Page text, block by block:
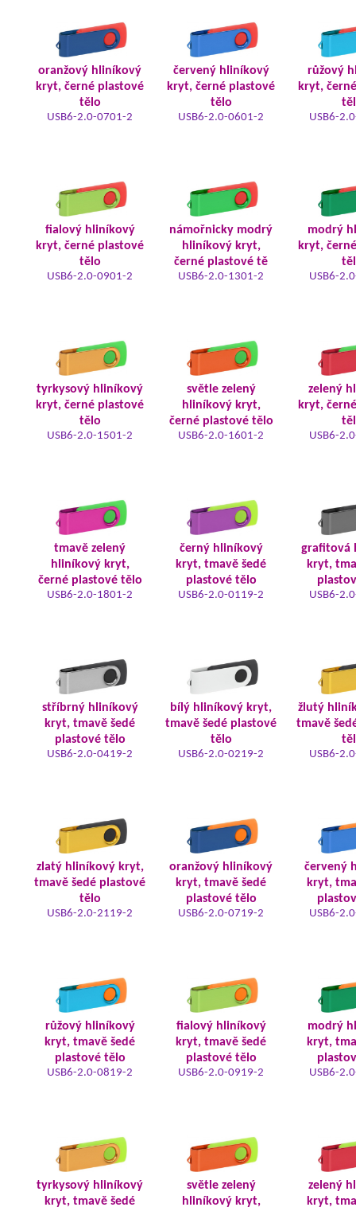
oranžový hliníkový
kryt, černé plastové
tělo
USB6-2.0-0701-2
červený hliníkový
kryt, černé plastové
tělo
USB6-2.0-0601-2
růžový
kryt,
USB6-
fialový hliníkový
kryt, černé plastové
tělo
USB6-2.0-0901-2
námořnicky modrý
hliníkový kryt,
černé plastové tě
USB6-2.0-1301-2
modrý
kryt,
USB6-
tyrkysový hliníkový
kryt, černé plastové
tělo
USB6-2.0-1501-2
světle zelený
hliníkový kryt,
černé plastové tělo
USB6-2.0-1601-2
zelený
kryt,
USB6-
tmavě zelený
hliníkový kryt,
černé plastové tělo
USB6-2.0-1801-2
černý hliníkový
kryt, tmavě šedé
plastové tělo
USB6-2.0-0119-2
grafitová
kryt,
USB6-
stříbrný hliníkový
kryt, tmavě šedé
plastové tělo
USB6-2.0-0419-2
bílý hliníkový kryt,
tmavě šedé plastové
tělo
USB6-2.0-0219-2
žlutý
tmavě
USB6-
zlatý hliníkový kryt,
tmavě šedé plastové
tělo
USB6-2.0-2119-2
oranžový hliníkový
kryt, tmavě šedé
plastové tělo
USB6-2.0-0719-2
červený
kryt,
USB6-
růžový hliníkový
kryt, tmavě šedé
plastové tělo
USB6-2.0-0819-2
fialový hliníkový
kryt, tmavě šedé
plastové tělo
USB6-2.0-0919-2
modrý
kryt,
USB6-
tyrkysový hliníkový
kryt, tmavě šedé
světle zelený
hliníkový kryt,
zelený
kryt,